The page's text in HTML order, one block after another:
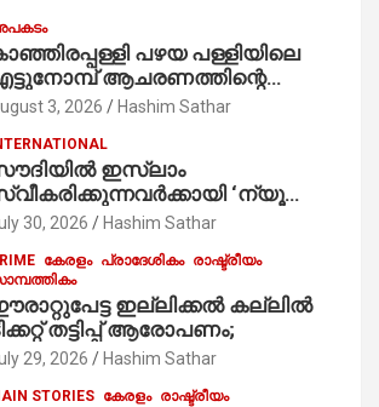
പഴയ പള്ളിയിലെ
ആചരണത്തിന്റെ
പന്തലിന്റെ കാൽനാട്ട്
താമരശ്ശേരി
3, 2026 Hashim Sathar
ഇസ്‌ലാം
‘ന്യൂ
ഡിജിറ്റല്‍ കാര്‍ഡ് സേവനം
30, 2026 Hashim Sathar
കേരളം പ്രാദേശികം രാഷ്ട്രീയം
ഇല്ലിക്കൽ കല്ലിൽ
തട്ടിപ്പ് ആരോപണം;
29, 2026 Hashim Sathar
STORIES കേരളം രാഷ്ട്രീയം